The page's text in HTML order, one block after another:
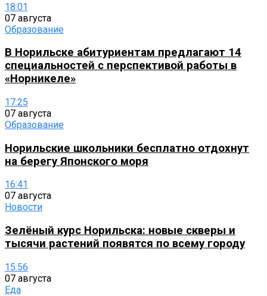
18:01
07 августа
Образование
В Норильске абитуриентам предлагают 14
специальностей с перспективой работы в
«Норникеле»
17:25
07 августа
Образование
Норильские школьники бесплатно отдохнут
на берегу Японского моря
16:41
07 августа
Новости
Зелёный курс Норильска: новые скверы и
тысячи растений появятся по всему городу
15:56
07 августа
Еда